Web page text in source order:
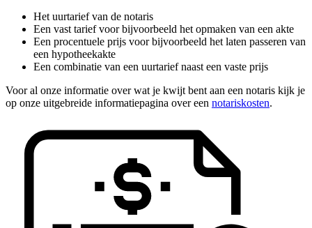
Het uurtarief van de notaris
Een vast tarief voor bijvoorbeeld het opmaken van een akte
Een procentuele prijs voor bijvoorbeeld het laten passeren van
een hypotheekakte
Een combinatie van een uurtarief naast een vaste prijs
Voor al onze informatie over wat je kwijt bent aan een notaris kijk je
op onze uitgebreide informatiepagina over een notariskosten.